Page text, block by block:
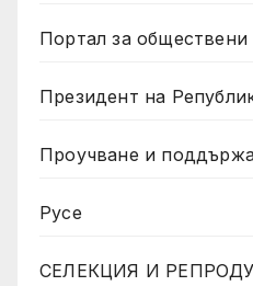
Портал за обществени
Президент на
Проучване и
Русе
СЕЛЕКЦИЯ И